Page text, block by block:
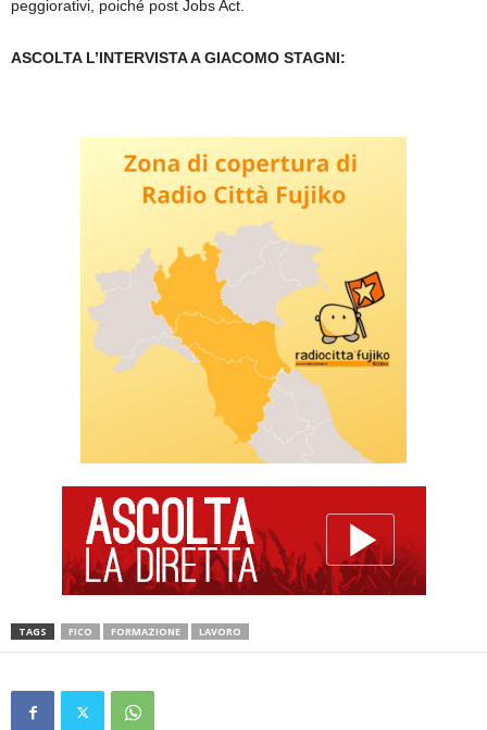
peggiorativi, poiché post Jobs Act.
ASCOLTA L’INTERVISTA A GIACOMO STAGNI:
TAGS FICO FORMAZIONE LAVORO